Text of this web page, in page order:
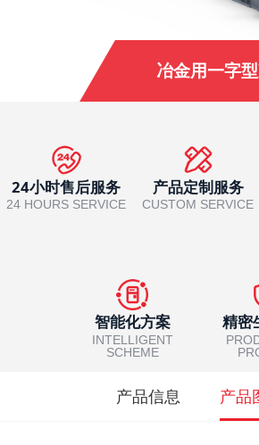
冶金用一字
24小时售后服务
24 HOURS SERVICE
产品定制服务
CUSTOM SERVICE
智能化方案
INTELLIGENT
SCHEME
精密
产品信息 产品